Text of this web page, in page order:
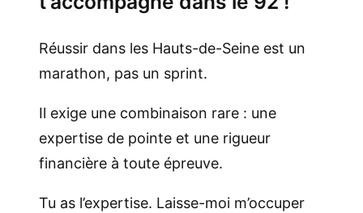
Réussir dans les Hauts-de-Seine est un
marathon, pas un sprint.
Il exige une combinaison rare : une
expertise de pointe et une rigueur
financière à toute épreuve.
Tu as l’expertise. Laisse-moi m’occuper